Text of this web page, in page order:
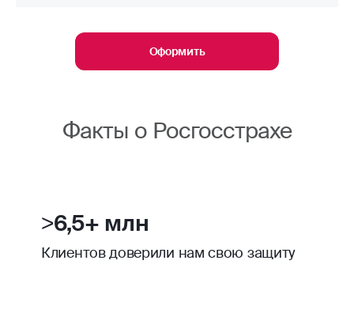
Оформить
Факты о Росгосстрахе
>6,5+ млн
Клиентов доверили нам свою защиту